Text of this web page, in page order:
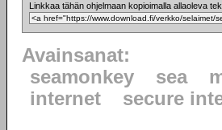
Linkkaa tähän ohjelmaan kopioimalla allaoleva
Avainsanat:
seamonkey
sea
internet
secure